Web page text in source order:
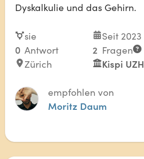
Dyskalkulie und das Gehirn.
sie
Seit 2023
0 Antwort 2 Fragen
Zürich
Kispi UZH
empfohlen von
Moritz Daum